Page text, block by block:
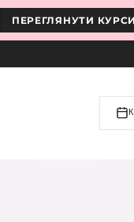
ПЕРЕГЛЯНУТИ КУРСИ